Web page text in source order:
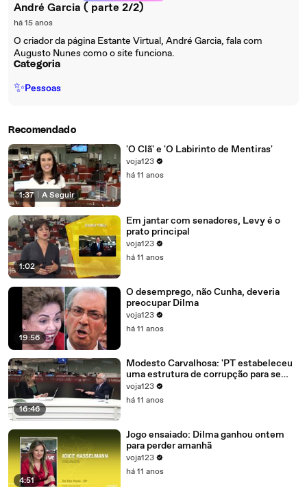
André Garcia ( parte 2/2)
há 15 anos
O criador da página Estante Virtual, André Garcia, fala com
Augusto Nunes como o site funciona.
Categoria
✨Pessoas
Recomendado
1:37 A Seguir
'O Clã' e 'O Labirinto de Mentiras'
voja123
há 11 anos
1:02
Em jantar com senadores, Levy é o
prato principal
voja123
há 11 anos
19:56
O desemprego, não Cunha, deveria
preocupar Dilma
voja123
há 11 anos
16:46
Modesto Carvalhosa: 'PT estabeleceu
uma estrutura de corrupção para se
manter no poder'
voja123
há 11 anos
4:51
Jogo ensaiado: Dilma ganhou ontem
para perder amanhã
voja123
há 11 anos